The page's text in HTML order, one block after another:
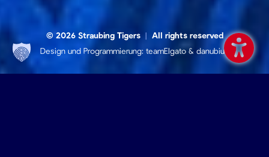
© 2026 Straubing Tigers | All rights reserved
Design und Programmierung: teamElgato& danubius